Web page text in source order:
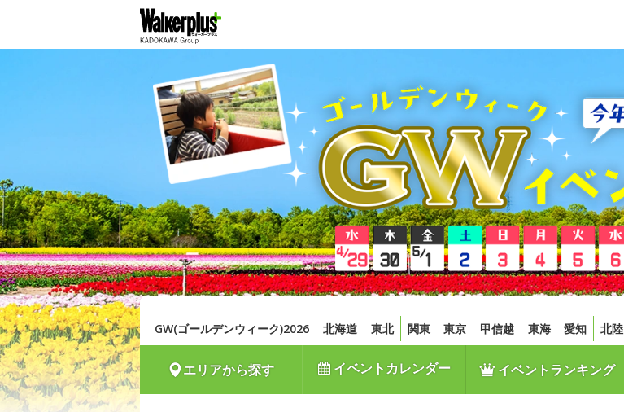
GW(ゴールデンウィーク)2026 北海道 東北 関東 東京 甲信越 東海 愛知 北陸
エリアから探す イベントカレンダー イベントランキング